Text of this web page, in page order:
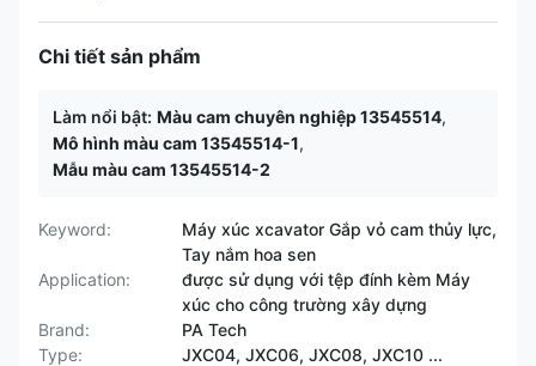
Chi tiết sản phẩm
Làm nổi bật: Màu cam chuyên nghiệp 13545514,
Mô hình màu cam 13545514-1,
Mẫu màu cam 13545514-2
Keyword:
Máy xúc xcavator Gắp vỏ cam thủy lực,
Tay nắm hoa sen
Application:
được sử dụng với tệp đính kèm Máy
xúc cho công trường xây dựng
Brand:
PA Tech
Type:
JXC04, JXC06, JXC08, JXC10 ...